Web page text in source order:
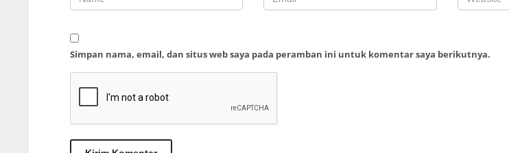
Simpan nama, email, dan situs web saya pada peramban ini untuk komentar saya berikutnya.